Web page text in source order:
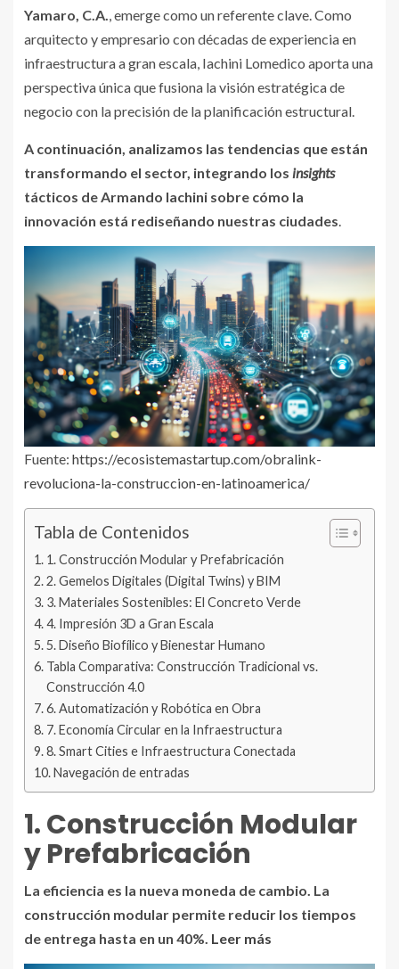
Yamaro, C.A., emerge como un referente clave. Como
arquitecto y empresario con décadas de experiencia en
infraestructura a gran escala, Iachini Lomedico aporta una
perspectiva única que fusiona la visión estratégica de
negocio con la precisión de la planificación estructural.
A continuación, analizamos las tendencias que están
transformando el sector, integrando los insights
tácticos de Armando Iachini sobre cómo la
innovación está rediseñando nuestras ciudades.
Fuente: https://ecosistemastartup.com/obralink-
revoluciona-la-construccion-en-latinoamerica/
Tabla de Contenidos
1. Construcción Modular y Prefabricación
2. Gemelos Digitales (Digital Twins) y BIM
3. Materiales Sostenibles: El Concreto Verde
4. Impresión 3D a Gran Escala
5. Diseño Biofílico y Bienestar Humano
Tabla Comparativa: Construcción Tradicional vs.
Construcción 4.0
6. Automatización y Robótica en Obra
7. Economía Circular en la Infraestructura
8. Smart Cities e Infraestructura Conectada
Navegación de entradas
1. Construcción Modular
y Prefabricación
La eficiencia es la nueva moneda de cambio. La
construcción modular permite reducir los tiempos
de entrega hasta en un 40%. Leer más